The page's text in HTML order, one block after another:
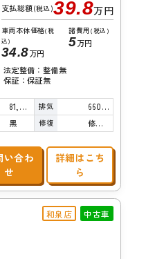
支払総額(税込)39.8万円
車両本体価格(税
込)
34.8万円
諸費用 (税込)
5万円
法定整備：整備無
保証：保証無
81,000km 排気 660cc
黒 修復 修復歴無し
い合わ
せ
詳細はこち
ら
和泉店 中古車